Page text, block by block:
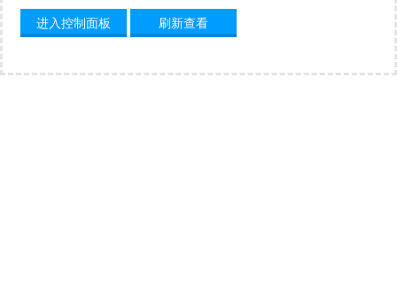
进入控制面板
刷新查看